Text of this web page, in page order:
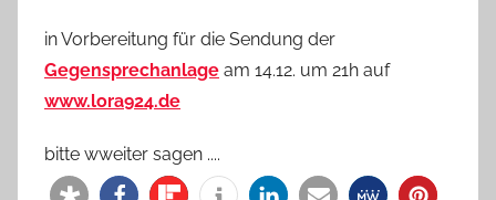
in Vorbereitung für die Sendung der
Gegensprechanlage am 14.12. um 21h auf
www.lora924.de
bitte wweiter sagen ....